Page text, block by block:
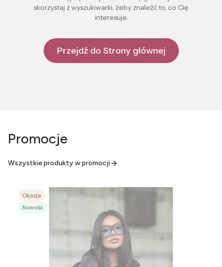
skorzystaj z wyszukiwarki, żeby znaleźć to, co Cię
interesuje.
Przejdź do Strony głównej
Promocje
Wszystkie produkty w promocji
Okazja
Nowość